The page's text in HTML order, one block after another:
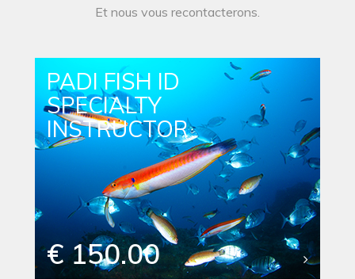
Et nous vous recontacterons.
PADI FISH ID
SPECIALTY
INSTRUCTOR
€ 150.00